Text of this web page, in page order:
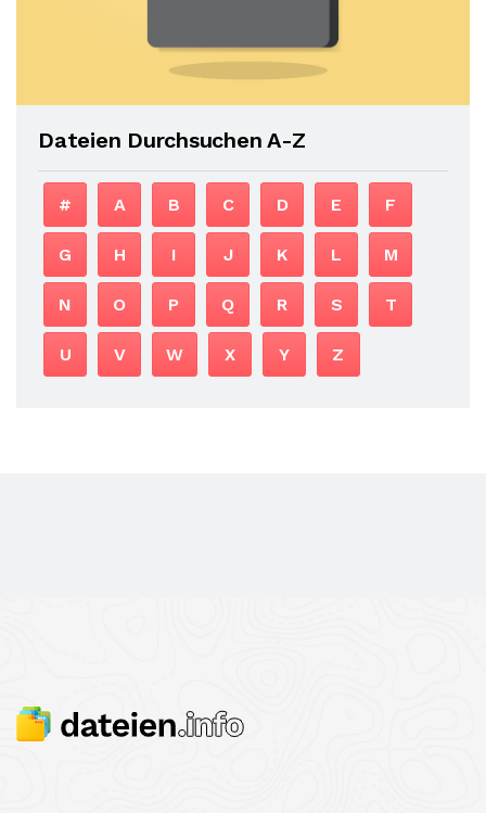
Dateien Durchsuchen A-Z
# A B C D E F
G H I J K L M
N O P Q R S T
U V W X Y Z